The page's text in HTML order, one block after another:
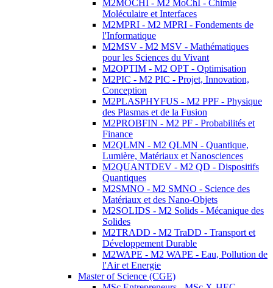
M2MOCHI - M2 MoChI - Chimie
Moléculaire et Interfaces
M2MPRI - M2 MPRI - Fondements de
l'Informatique
M2MSV - M2 MSV - Mathématiques
pour les Sciences du Vivant
M2OPTIM - M2 OPT - Optimisation
M2PIC - M2 PIC - Projet, Innovation,
Conception
M2PLASPHYFUS - M2 PPF - Physique
des Plasmas et de la Fusion
M2PROBFIN - M2 PF - Probabilités et
Finance
M2QLMN - M2 QLMN - Quantique,
Lumière, Matériaux et Nanosciences
M2QUANTDEV - M2 QD - Dispositifs
Quantiques
M2SMNO - M2 SMNO - Science des
Matériaux et des Nano-Objets
M2SOLIDS - M2 Solids - Mécanique des
Solides
M2TRADD - M2 TraDD - Transport et
Développement Durable
M2WAPE - M2 WAPE - Eau, Pollution de
l'Air et Energie
Master of Science (CGE)